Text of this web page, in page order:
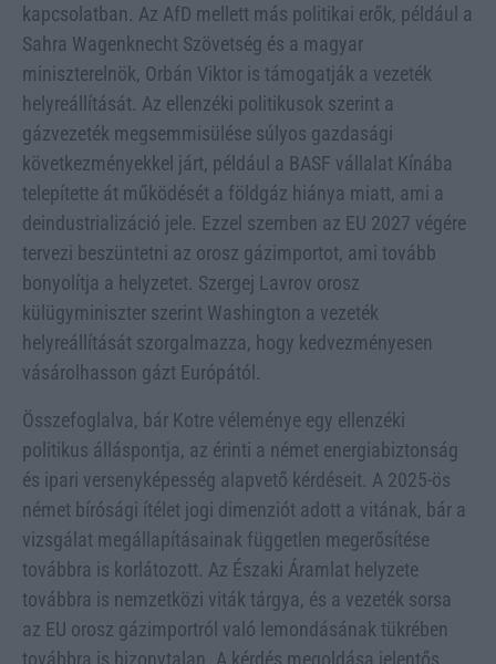
kapcsolatban. Az AfD mellett más politikai erők, például a
Sahra Wagenknecht Szövetség és a magyar
miniszterelnök, Orbán Viktor is támogatják a vezeték
helyreállítását. Az ellenzéki politikusok szerint a
gázvezeték megsemmisülése súlyos gazdasági
következményekkel járt, például a BASF vállalat Kínába
telepítette át működését a földgáz hiánya miatt, ami a
deindustrializáció jele. Ezzel szemben az EU 2027 végére
tervezi beszüntetni az orosz gázimportot, ami tovább
bonyolítja a helyzetet. Szergej Lavrov orosz
külügyminiszter szerint Washington a vezeték
helyreállítását szorgalmazza, hogy kedvezményesen
vásárolhasson gázt Európától.
Összefoglalva, bár Kotre véleménye egy ellenzéki
politikus álláspontja, az érinti a német energiabiztonság
és ipari versenyképesség alapvető kérdéseit. A 2025-ös
német bírósági ítélet jogi dimenziót adott a vitának, bár a
vizsgálat megállapításainak független megerősítése
továbbra is korlátozott. Az Északi Áramlat helyzete
továbbra is nemzetközi viták tárgya, és a vezeték sorsa
az EU orosz gázimportról való lemondásának tükrében
továbbra is bizonytalan. A kérdés megoldása jelentős